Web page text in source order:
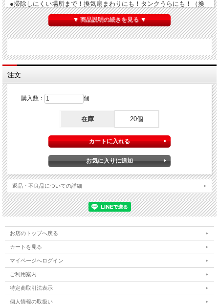
●掃除しにくい場所まで！換気扇まわりにも！タンクうらにも！（換
気扇周り・タンク裏等の壁紙の消臭効果を指します。またタイル等の
ニオイが染み 込まない素材には効果がありません。）
●トイレ内のわずかな気流を利用して消臭成分を拡散！
●ニオイが発生するたび、成分が反応して自動で消臭！
●原材料・成分:香料、色素
ファブリーズ 消臭芳香剤 消臭+抗菌 トイレ用 フルーティ・クラシッ
4987176195234
▼ 商品説明の続きを見る ▼
注文
購入数： 個
在庫 20個
返品・不良品についての詳細
お店のトップへ戻る
カートを見る
マイページへログイン
ご利用案内
特定商取引法表示
個人情報の取扱い